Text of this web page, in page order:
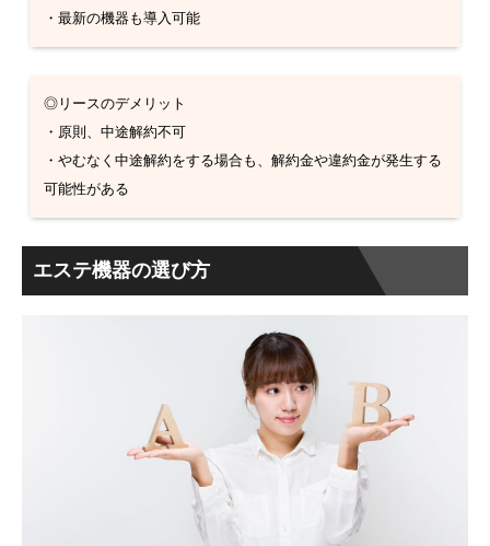
・最新の機器も導入可能
◎リースのデメリット
・原則、中途解約不可
・やむなく中途解約をする場合も、解約金や違約金が発生する
可能性がある
エステ機器の選び方